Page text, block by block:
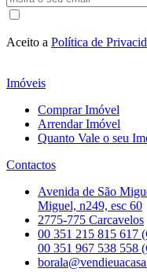
Aceito a Política de
Imóveis
Comprar Imóvel
Arrendar Imóvel
Quanto Vale o seu
Contactos
Avenida de São
Miguel, n249, esc 60
2775-775 Carcavelos
00 351 215 815 617
00 351 967 538 558